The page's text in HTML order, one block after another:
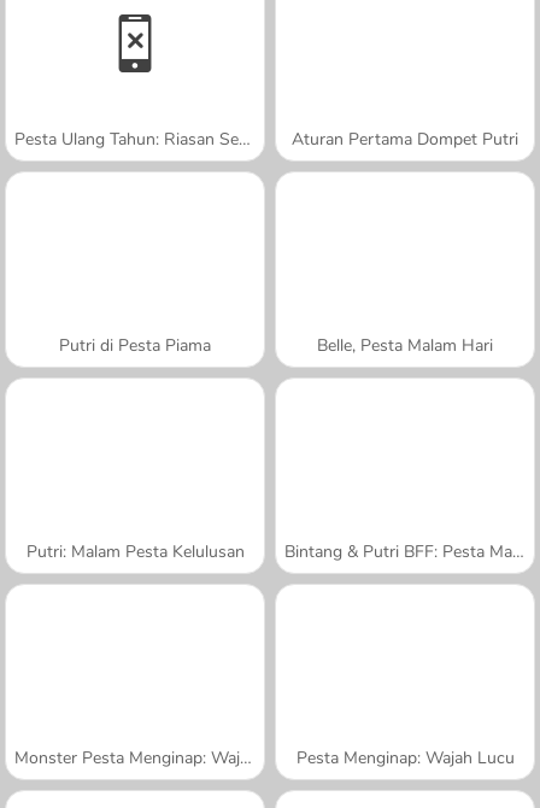
Pesta Ulang Tahun: Riasan Sempurna Aturan Pertama Dompet Putri
Putri di Pesta Piama Belle, Pesta Malam Hari
Putri: Malam Pesta Kelulusan Bintang & Putri BFF: Pesta Malam Hari
Monster Pesta Menginap: Wajah Lucu Pesta Menginap: Wajah Lucu